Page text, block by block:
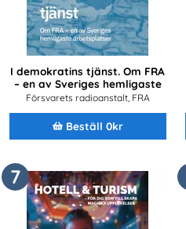
I demokratins tjänst. Om FRA
– en av Sveriges hemligaste
arbetsplatser
Försvarets radioanstalt, FRA
Beställ 0kr
7